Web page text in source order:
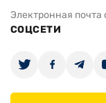
Электронная
СОЦСЕТИ